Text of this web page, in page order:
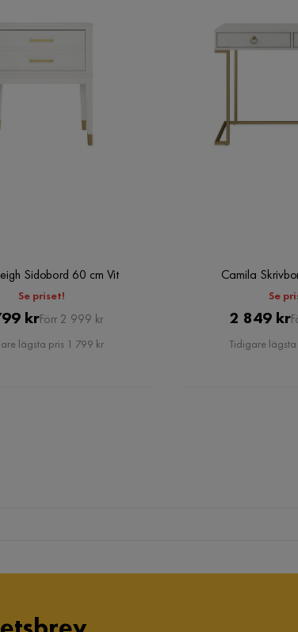
Sidobord 60 cm Vit
Se priset!
Pris
krOriginal
Pris
Förr 2 999 kr
lägsta pris 1 799 kr
Camila
Se
2 849 kr
Tidigare